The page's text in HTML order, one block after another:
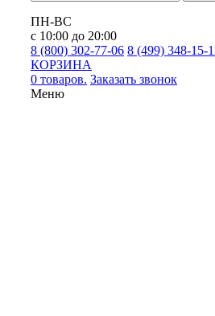
ПН-ВС
с 10:00 до 20:00
8 (800) 302-77-06 8 (499) 348-15-
КОРЗИНА
0 товаров. Заказать звонок
Меню